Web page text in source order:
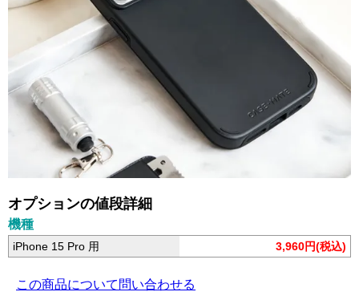
オプションの値段詳細
機種
iPhone 15 Pro 用 3,960円(税込)
この商品について問い合わせる